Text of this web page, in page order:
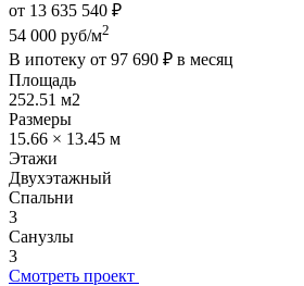
от 13 635 540 ₽
54 000 руб/м2
В ипотеку от 97 690 ₽ в месяц
Площадь
252.51 м2
Размеры
15.66 × 13.45 м
Этажи
Двухэтажный
Спальни
3
Санузлы
3
Смотреть проект